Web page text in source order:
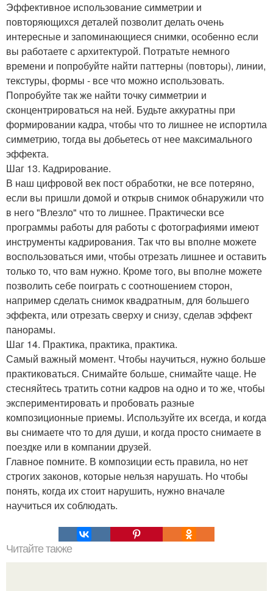
Эффективное использование симметрии и
повторяющихся деталей позволит делать очень
интересные и запоминающиеся снимки, особенно если
вы работаете с архитектурой. Потратьте немного
времени и попробуйте найти паттерны (повторы), линии,
текстуры, формы - все что можно использовать.
Попробуйте так же найти точку симметрии и
сконцентрироваться на ней. Будьте аккуратны при
формировании кадра, чтобы что то лишнее не испортила
симметрию, тогда вы добьетесь от нее максимального
эффекта.
Шаг 13. Кадрирование.
В наш цифровой век пост обработки, не все потеряно,
если вы пришли домой и открыв снимок обнаружили что
в него "Влезло" что то лишнее. Практически все
программы работы для работы с фотографиями имеют
инструменты кадрирования. Так что вы вполне можете
воспользоваться ими, чтобы отрезать лишнее и оставить
только то, что вам нужно. Кроме того, вы вполне можете
позволить себе поиграть с соотношением сторон,
например сделать снимок квадратным, для большего
эффекта, или отрезать сверху и снизу, сделав эффект
панорамы.
Шаг 14. Практика, практика, практика.
Самый важный момент. Чтобы научиться, нужно больше
практиковаться. Снимайте больше, снимайте чаще. Не
стесняйтесь тратить сотни кадров на одно и то же, чтобы
экспериментировать и пробовать разные
композиционные приемы. Используйте их всегда, и когда
вы снимаете что то для души, и когда просто снимаете в
поездке или в компании друзей.
Главное помните. В композиции есть правила, но нет
строгих законов, которые нельзя нарушать. Но чтобы
понять, когда их стоит нарушить, нужно вначале
научиться их соблюдать.
Читайте также